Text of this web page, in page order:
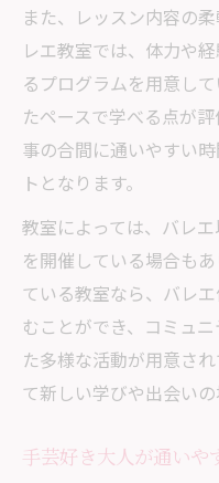
手芸とバレエ
日々
バレエ教室で
千歳船橋や笹塚に
千歳船橋や笹
可能性
大人に人気の
紹介
笹塚で探す手
とは
千歳船橋や笹
生活
バレエ教室選
また、レッスン内容の
レエ教室では、体力や
るプログラムを用意し
たペースで学べる点が
事の合間に通いやすい
トとなります。
教室によっては、バレ
を開催している場合も
ている教室なら、バレ
むことができ、コミュ
た多様な活動が用意さ
て新しい学びや出会いの
手芸好き大人が通いや